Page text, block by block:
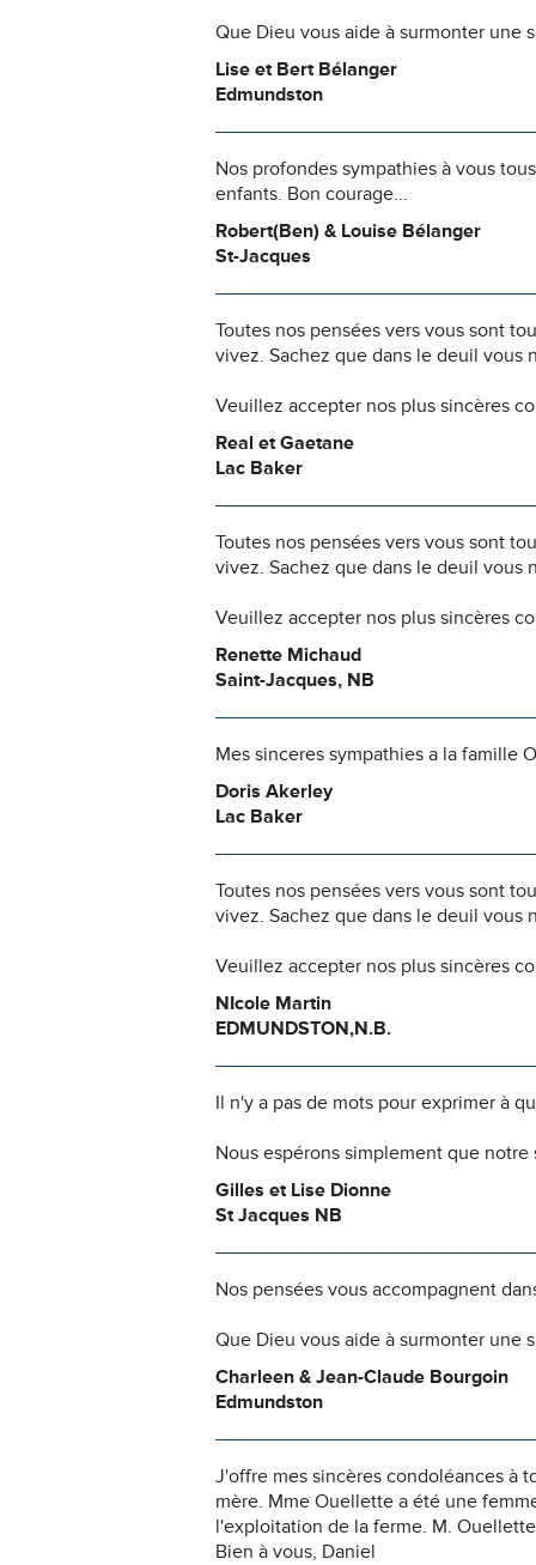
Que Dieu vous aide à surmonter une
Lise et Bert Bélanger
Edmundston
Nos profondes sympathies à vous
enfants. Bon courage...
Robert(Ben) & Louise Bélanger
St-Jacques
Toutes nos pensées vers vous sont
vivez. Sachez que dans le deuil vous
Veuillez accepter nos plus sincères
Real et Gaetane
Lac Baker
Toutes nos pensées vers vous sont
vivez. Sachez que dans le deuil vous
Veuillez accepter nos plus sincères
Renette Michaud
Saint-Jacques, NB
Mes sinceres sympathies a la famille
Doris Akerley
Lac Baker
Toutes nos pensées vers vous sont
vivez. Sachez que dans le deuil vous
Veuillez accepter nos plus sincères
NIcole Martin
EDMUNDSTON,N.B.
Il n'y a pas de mots pour exprimer à
Nous espérons simplement que
Gilles et Lise Dionne
St Jacques NB
Nos pensées vous accompagnent
Que Dieu vous aide à surmonter une
Charleen & Jean-Claude Bourgoin
Edmundston
J'offre mes sincères condoléances à
mère. Mme Ouellette a été une
l'exploitation de la ferme. M.
Bien à vous, Daniel